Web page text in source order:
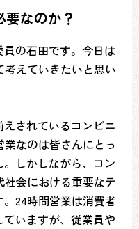
なのか？
の石田です。今日は
えていきたいと思い
されているコンビニ
なのは皆さんにとっ
しかしながら、コン
会における重要なテ
24時間営業は消費者
いますが、従業員や